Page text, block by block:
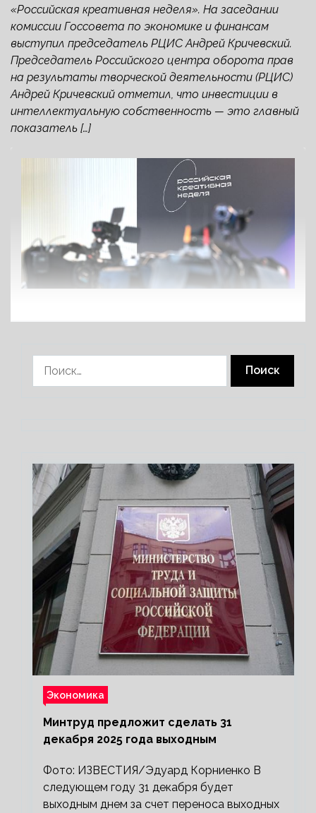
«Российская креативная неделя». На заседании
комиссии Госсовета по экономике и финансам
выступил председатель РЦИС Андрей Кричевский.
Председатель Российского центра оборота прав
на результаты творческой деятельности (РЦИС)
Андрей Кричевский отметил, что инвестиции в
интеллектуальную собственность — это главный
показатель […]
Экономика
Минтруд предложит сделать 31
декабря 2025 года выходным
Фото: ИЗВЕСТИЯ/Эдуард Корниенко В
следующем году 31 декабря будет
выходным днем за счет переноса выходных